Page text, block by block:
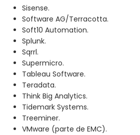
Sisense.
Software AG/Terracotta.
Soft10 Automation.
Splunk.
Sqrrl.
Supermicro.
Tableau Software.
Teradata.
Think Big Analytics.
Tidemark Systems.
Treeminer.
VMware (parte de EMC).